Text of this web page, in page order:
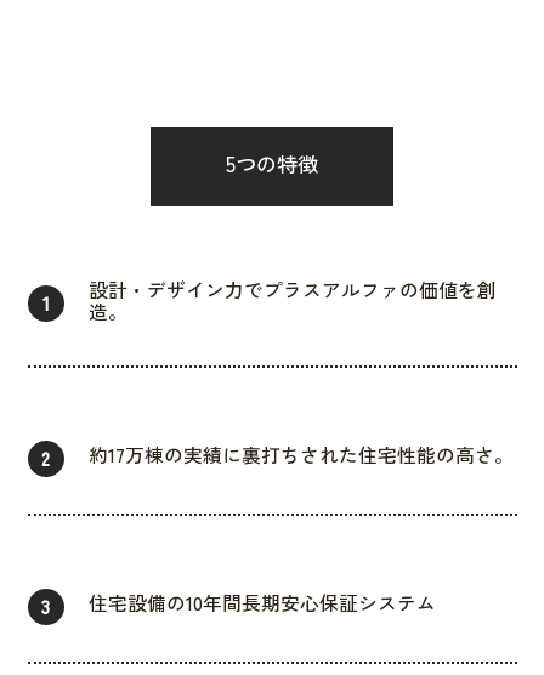
5つの特徴
1 設計・デザイン力でプラスアルファの価値を創
造。
2 約17万棟の実績に裏打ちされた住宅性能の高さ。
3 住宅設備の10年間長期安心保証システム